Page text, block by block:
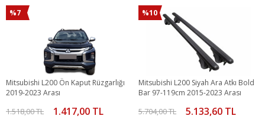
%7
Mitsubishi L200 Ön Kaput Rüzgarlığı
2019-2023 Arası
1.518,00 TL 1.417,00 TL
%10
Mitsubishi L200 Siyah Ara Atkı Bold
Bar 97-119cm 2015-2023 Arası
5.704,00 TL 5.133,60 TL